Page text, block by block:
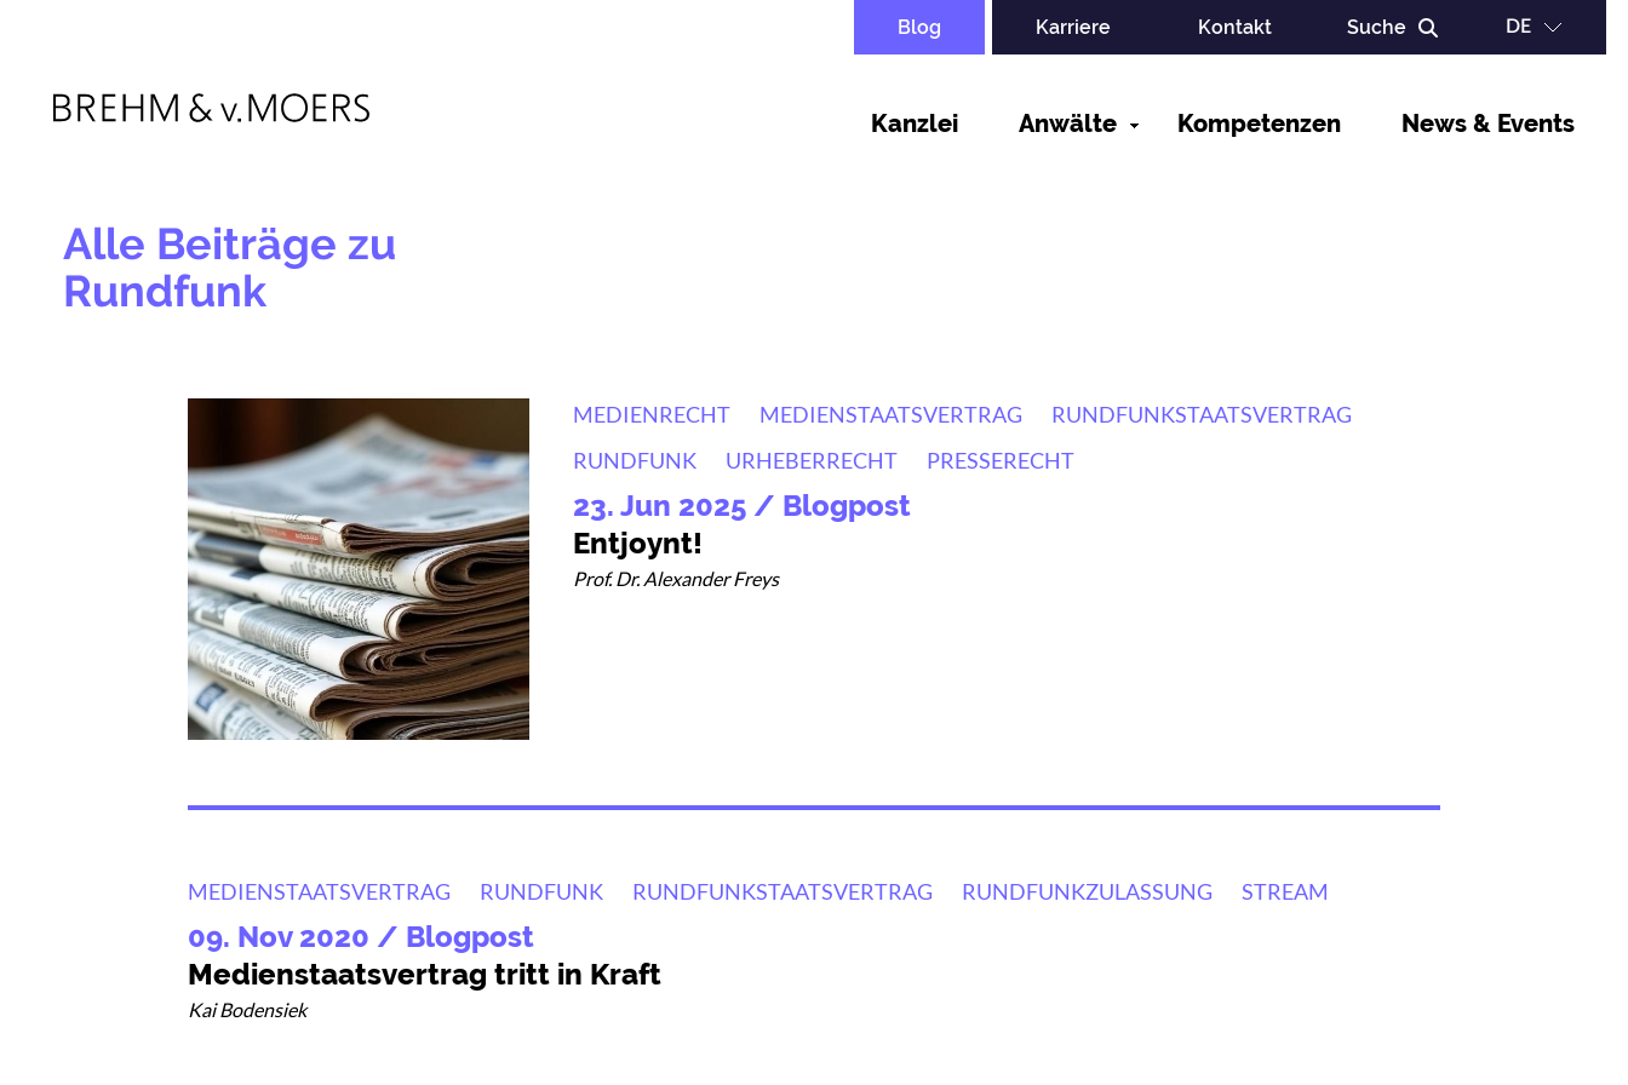
content
Upper
Blog Karriere Kontakt Suche DE
Kanzlei Anwälte Kompetenzen News & Events
Alle Beiträge zu
Rundfunk
MEDIENRECHT MEDIENSTAATSVERTRAG
RUNDFUNKSTAATSVERTRAG
RUNDFUNK
URHEBERRECHT PRESSERECHT
23. Jun 2025 / Blogpost
Entjoynt!
Prof. Dr. Alexander Freys
MEDIENSTAATSVERTRAG RUNDFUNK RUNDFUNKSTAATSVERTRAG RUNDFUNKZULASSUNG STREAM
09. Nov 2020 / Blogpost
Medienstaatsvertrag tritt in Kraft
Kai Bodensiek